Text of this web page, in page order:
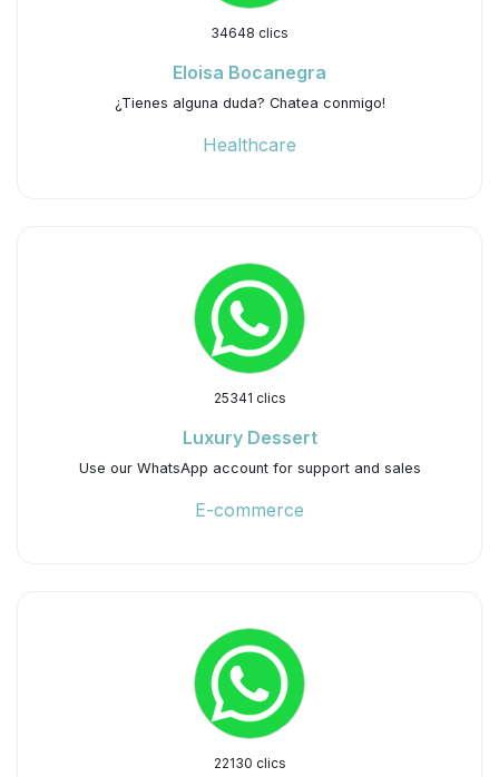
34648 clics
Eloisa Bocanegra
¿Tienes alguna duda? Chatea conmigo!
Healthcare
25341 clics
Luxury Dessert
Use our WhatsApp account for support and sales
E-commerce
22130 clics